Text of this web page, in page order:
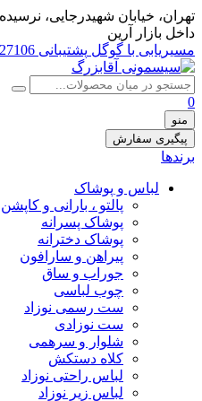
تهران، خيابان شهيدرجايى،
داخل بازار آرین
مسیریابی با گوگل پشتیبانی 09367027106
0
منو
پیگیری سفارش
برندها
لباس و پوشاک
پالتو ، بارانی و کاپشن
پوشاک پسرانه
پوشاک دخترانه
پیراهن و سارافون
جوراب و ساق
چوب لباسی
ست رسمی نوزاد
ست نوزادی
شلوار و سرهمی
کلاه دستکش
لباس راحتی نوزاد
لباس زیر نوزاد